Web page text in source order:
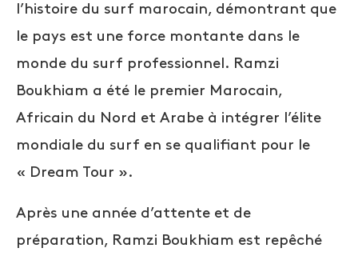
l’histoire du surf marocain, démontrant que
le pays est une force montante dans le
monde du surf professionnel. Ramzi
Boukhiam a été le premier Marocain,
Africain du Nord et Arabe à intégrer l’élite
mondiale du surf en se qualifiant pour le
« Dream Tour ».
Après une année d’attente et de
préparation, Ramzi Boukhiam est repêché